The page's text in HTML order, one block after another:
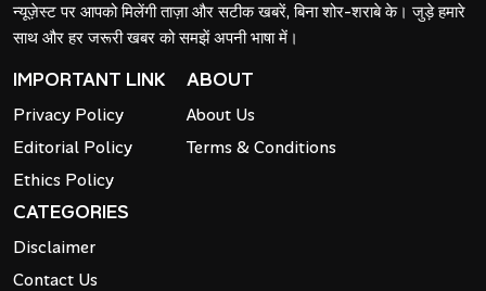
न्यूज़ेस्ट पर आपको मिलेंगी ताज़ा और सटीक खबरें, बिना शोर-शराबे के। जुड़े हमारे
साथ और हर जरूरी खबर को समझें अपनी भाषा में।
IMPORTANT LINK
Privacy Policy
Editorial Policy
Ethics Policy
ABOUT
About Us
Terms & Conditions
CATEGORIES
Disclaimer
Contact Us